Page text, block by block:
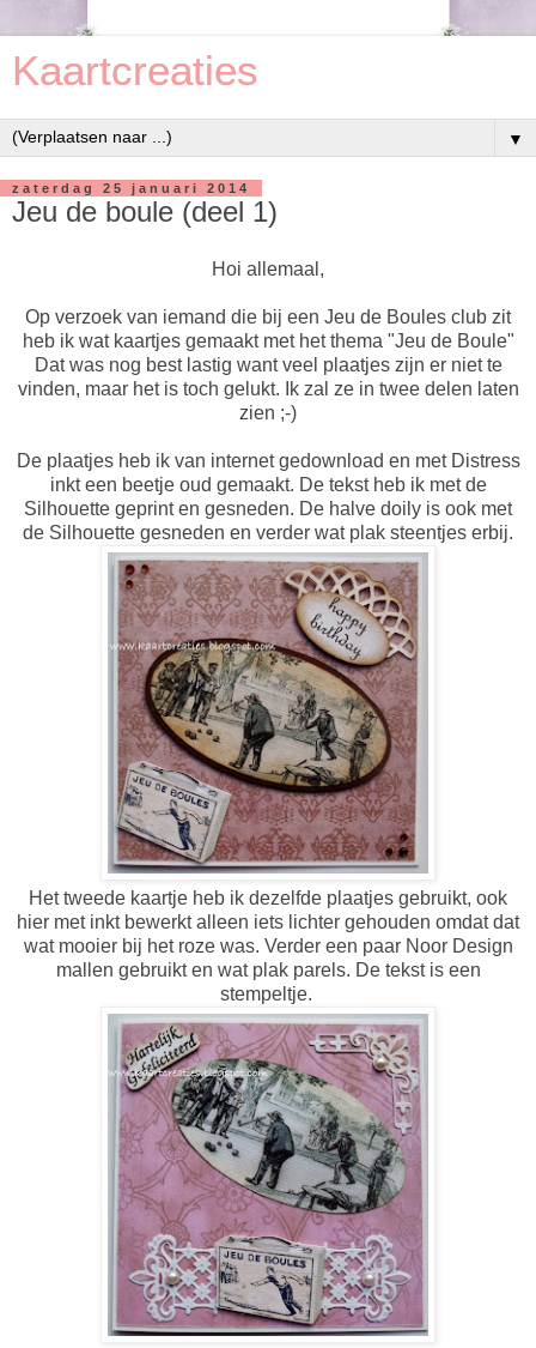
Kaartcreaties
▼
zaterdag 25 januari 2014
Jeu de boule (deel 1)
Hoi allemaal,
Op verzoek van iemand die bij een Jeu de Boules club zit
heb ik wat kaartjes gemaakt met het thema "Jeu de Boule"
Dat was nog best lastig want veel plaatjes zijn er niet te
vinden, maar het is toch gelukt. Ik zal ze in twee delen laten
zien ;-)
De plaatjes heb ik van internet gedownload en met Distress
inkt een beetje oud gemaakt. De tekst heb ik met de
Silhouette geprint en gesneden. De halve doily is ook met
de Silhouette gesneden en verder wat plak steentjes erbij.
Het tweede kaartje heb ik dezelfde plaatjes gebruikt, ook
hier met inkt bewerkt alleen iets lichter gehouden omdat dat
wat mooier bij het roze was. Verder een paar Noor Design
mallen gebruikt en wat plak parels. De tekst is een
stempeltje.